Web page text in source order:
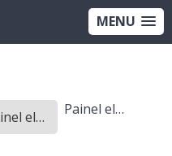
MENU
Painel eletrico - Categoria ❱ Painel elétrico usado